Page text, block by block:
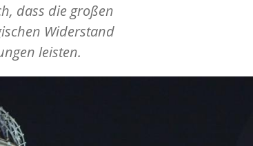
dass die großen
Widerstand
leisten.